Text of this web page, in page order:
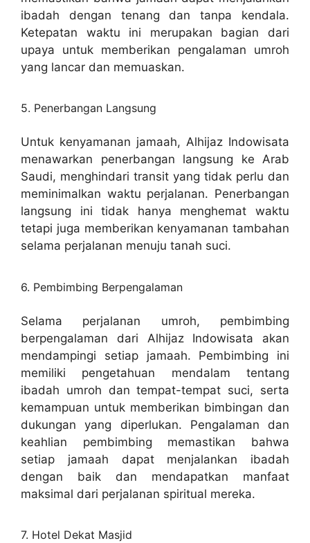
ibadah dengan tenang dan tanpa kendala.
Ketepatan waktu ini merupakan bagian dari
upaya untuk memberikan pengalaman umroh
yang lancar dan memuaskan.
5. Penerbangan Langsung
Untuk kenyamanan jamaah, Alhijaz Indowisata
menawarkan penerbangan langsung ke Arab
Saudi, menghindari transit yang tidak perlu dan
meminimalkan waktu perjalanan. Penerbangan
langsung ini tidak hanya menghemat waktu
tetapi juga memberikan kenyamanan tambahan
selama perjalanan menuju tanah suci.
6. Pembimbing Berpengalaman
Selama perjalanan umroh, pembimbing
berpengalaman dari Alhijaz Indowisata akan
mendampingi setiap jamaah. Pembimbing ini
memiliki pengetahuan mendalam tentang
ibadah umroh dan tempat-tempat suci, serta
kemampuan untuk memberikan bimbingan dan
dukungan yang diperlukan. Pengalaman dan
keahlian pembimbing memastikan bahwa
setiap jamaah dapat menjalankan ibadah
dengan baik dan mendapatkan manfaat
maksimal dari perjalanan spiritual mereka.
7. Hotel Dekat Masjid